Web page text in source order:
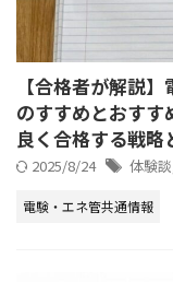
【合格者が解説
のすすめとおす
良く合格する戦略
2025/8/24 体験談
電験・エネ管共通情報